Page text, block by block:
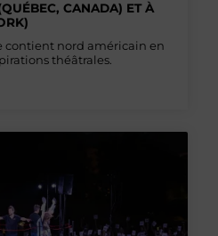
CANADA) ET À
contient nord américain en
théâtrales.